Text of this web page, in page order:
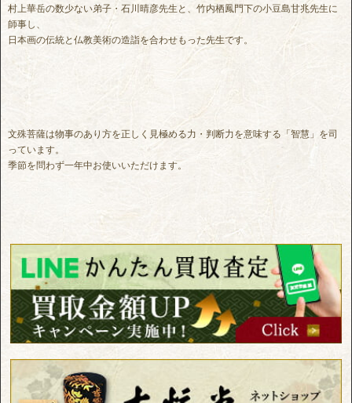
村上華岳の数少ない弟子・石川晴彦先生と、竹内栖鳳門下の小豆島甘兆先生に
師事し、
日本画の伝統と仏教美術の造詣を合わせもった先生です。
文殊菩薩は物事のあり方を正しく見極める力・判断力を意味する「智慧」を司
っています。
季節を問わず一年中お使いいただけます。